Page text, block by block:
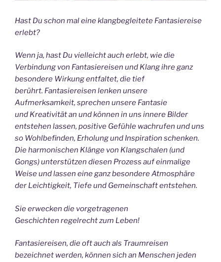
Hast Du schon mal eine klangbegleitete Fantasiereise
erlebt?
Wenn ja, hast Du vielleicht auch erlebt, wie die
Verbindung von Fantasiereisen und Klang ihre ganz
besondere Wirkung entfaltet, die tief
berührt. Fantasiereisen lenken unsere
Aufmerksamkeit, sprechen unsere Fantasie
und Kreativität an und können in uns innere Bilder
entstehen lassen, positive Gefühle wachrufen und uns
so Wohlbefinden, Erholung und Inspiration schenken.
Dieharmonischen Klänge von Klangschalen (und
Gongs) unterstützen diesen Prozess auf einmalige
Weise und lassen eine ganz besondere Atmosphäre
der Leichtigkeit, Tiefe und Gemeinschaft entstehen.
Sie erwecken die vorgetragenen
Geschichten regelrecht zum Leben!
Fantasiereisen, die oft auch als Traumreisen
bezeichnet werden, können sich an Menschen jeden